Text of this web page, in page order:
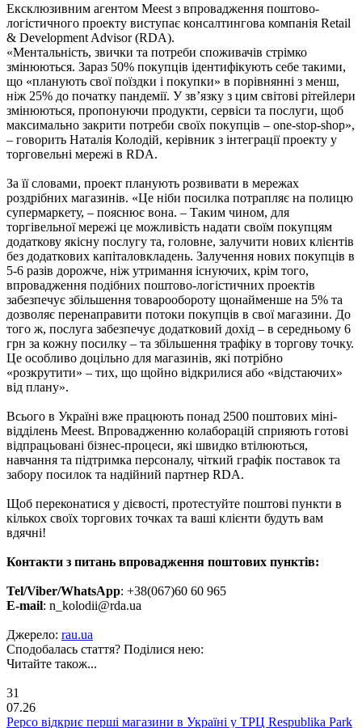
Ексклюзивним агентом Meest з впровадження поштово-
логістичного проекту виступає консалтингова компанія Retail
& Development Advisor (RDA).
«Ментальність, звички та потреби споживачів стрімко
змінюються. Зараз 50% покупців ідентифікують себе такими,
що «планують свої поїздки і покупки» в порівнянні з менш,
ніж 25% до початку пандемії. У зв’язку з цим світові рітейлери
змінюються, пропонуючи продукти, сервіси та послуги, щоб
максимально закрити потреби своїх покупців – one-stop-shop»,
– говорить Наталія Колодій, керівник з інтеграції проекту у
торговельні мережі в RDA.
За її словами, проект планують розвивати в мережах
роздрібних магазинів. «Це ніби посилка потрапляє на полицю
супермаркету, – пояснює вона. – Таким чином, для
торгівельної мережі це можливість надати своїм покупцям
додаткову якісну послугу та, головне, залучити нових клієнтів
без додаткових капіталовкладень. Залучення нових покупців в
5-6 разів дорожче, ніж утримання існуючих, крім того,
впровадження подібних поштово-логістичних проектів
забезпечує збільшення товарообороту щонайменше на 5% та
дозволяє перенаправити потоки покупців в свої магазини. До
того ж, послуга забезпечує додатковий дохід – в середньому 6
грн за кожну посилку – та збільшення трафіку в торгову точку.
Це особливо доцільно для магазинів, які потрібно
«розкрутити» – тих, що щойно відкрилися або «відстаючих»
від плану».
Всього в Україні вже працюють понад 2500 поштових міні-
відділень Meest. Впровадженню колаборацій сприяють готові
відпрацьовані бізнес-процеси, які швидко втілюються,
навчання та підтримка персоналу, чіткий графік поставок та
забору посилок та надійний партнер RDA.
Щоб переконатися у дієвості, протестуйте поштові пункти в
кількох своїх торгових точках та ваші клієнти будуть вам
вдячні!
Контакти з питань впровадження поштових пунктів:
Tel/Viber/WhatsApp: +38(067)60 60 965
E-mail: n_kolodii@rda.ua
Джерело: rau.ua
Сподобалась стаття? Поділися нею:
Читайте також...
31
07.26
Pepco відкриє перші магазини в Україні у ТРЦ Respublika Park